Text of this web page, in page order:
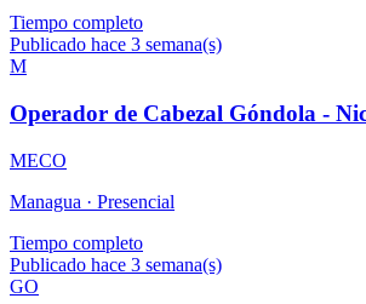
Tiempo completo
Publicado hace 3 semana(s)
M
Operador de Cabezal Góndola -
MECO
Managua · Presencial
Tiempo completo
Publicado hace 3 semana(s)
GO